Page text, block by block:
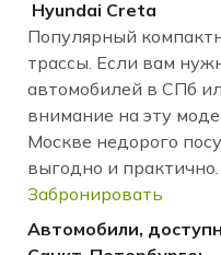
Hyundai Creta
Популярный
трассы. Если вам
автомобилей в СПб
внимание на эту
Москве недорого
выгодно и практично.
Забронировать
Автомобили,